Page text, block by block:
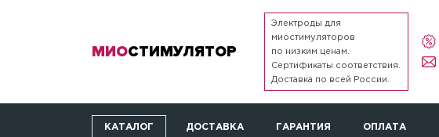
МИОСТИМУЛЯТОР
Электроды для
миостимуляторов
по низким ценам.
Сертификаты соответствия.
Доставка по всей России.
КАТАЛОГ ДОСТАВКА ГАРАНТИЯ ОПЛАТА